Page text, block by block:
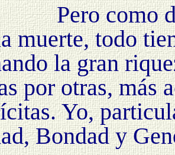
Pero como
muerte, todo
la gran
por otras, más
Yo,
Bondad y